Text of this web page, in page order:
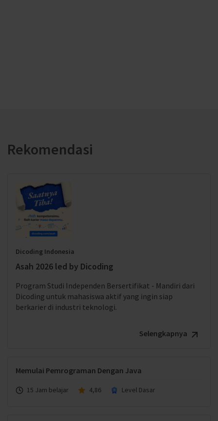
Rekomendasi
Dicoding Indonesia
Asah 2026 led by Dicoding
Program Studi Independen Bersertifikat - Mandiri dari
Dicoding untuk mahasiswa aktif yang ingin siap
berkarier di industri teknologi.
Selengkapnya
Memulai Pemrograman Dengan Java
15 Jam belajar 4,86 Level Dasar